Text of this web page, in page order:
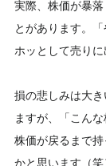
実際、株価が暴
とがあります。
ホッとして売り
損の悲しみは大
ますが、「こん
株価が戻るまで
かと思います（笑